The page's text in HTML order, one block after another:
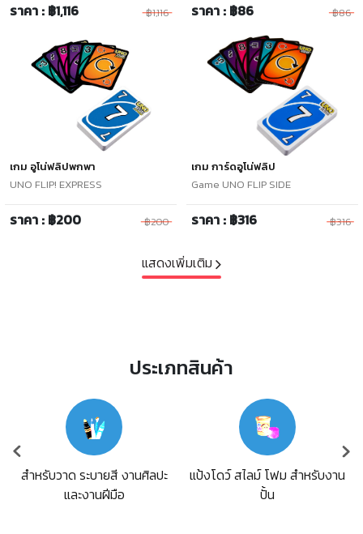
ราคา : ฿1,116 ฿1,116 ราคา : ฿86 ฿86
เกม อูโน่ฟลิปพกพา
UNO FLIP! EXPRESS
ราคา : ฿200 ฿200
เกม การ์ดอูโน่ฟลิป
Game UNO FLIP SIDE
ราคา : ฿316 ฿316
แสดงเพิ่มเติม
ประเภทสินค้า
สำหรับวาด ระบายสี งานศิลปะ
และงานฝีมือ
แป้งโดว์ สไลม์ โฟม สำหรับงาน
ปั้น